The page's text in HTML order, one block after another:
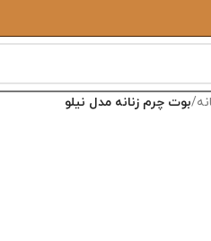
/بوت چرم زنانه مدل نیلو